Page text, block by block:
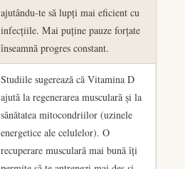
ajutându-te să lupți mai eficient cu
infecțiile. Mai puține pauze forțate
înseamnă progres constant.
Studiile sugerează că Vitamina D
ajută la regenerarea musculară și la
sănătatea mitocondriilor (uzinele
energetice ale celulelor). O
recuperare musculară mai bună îți